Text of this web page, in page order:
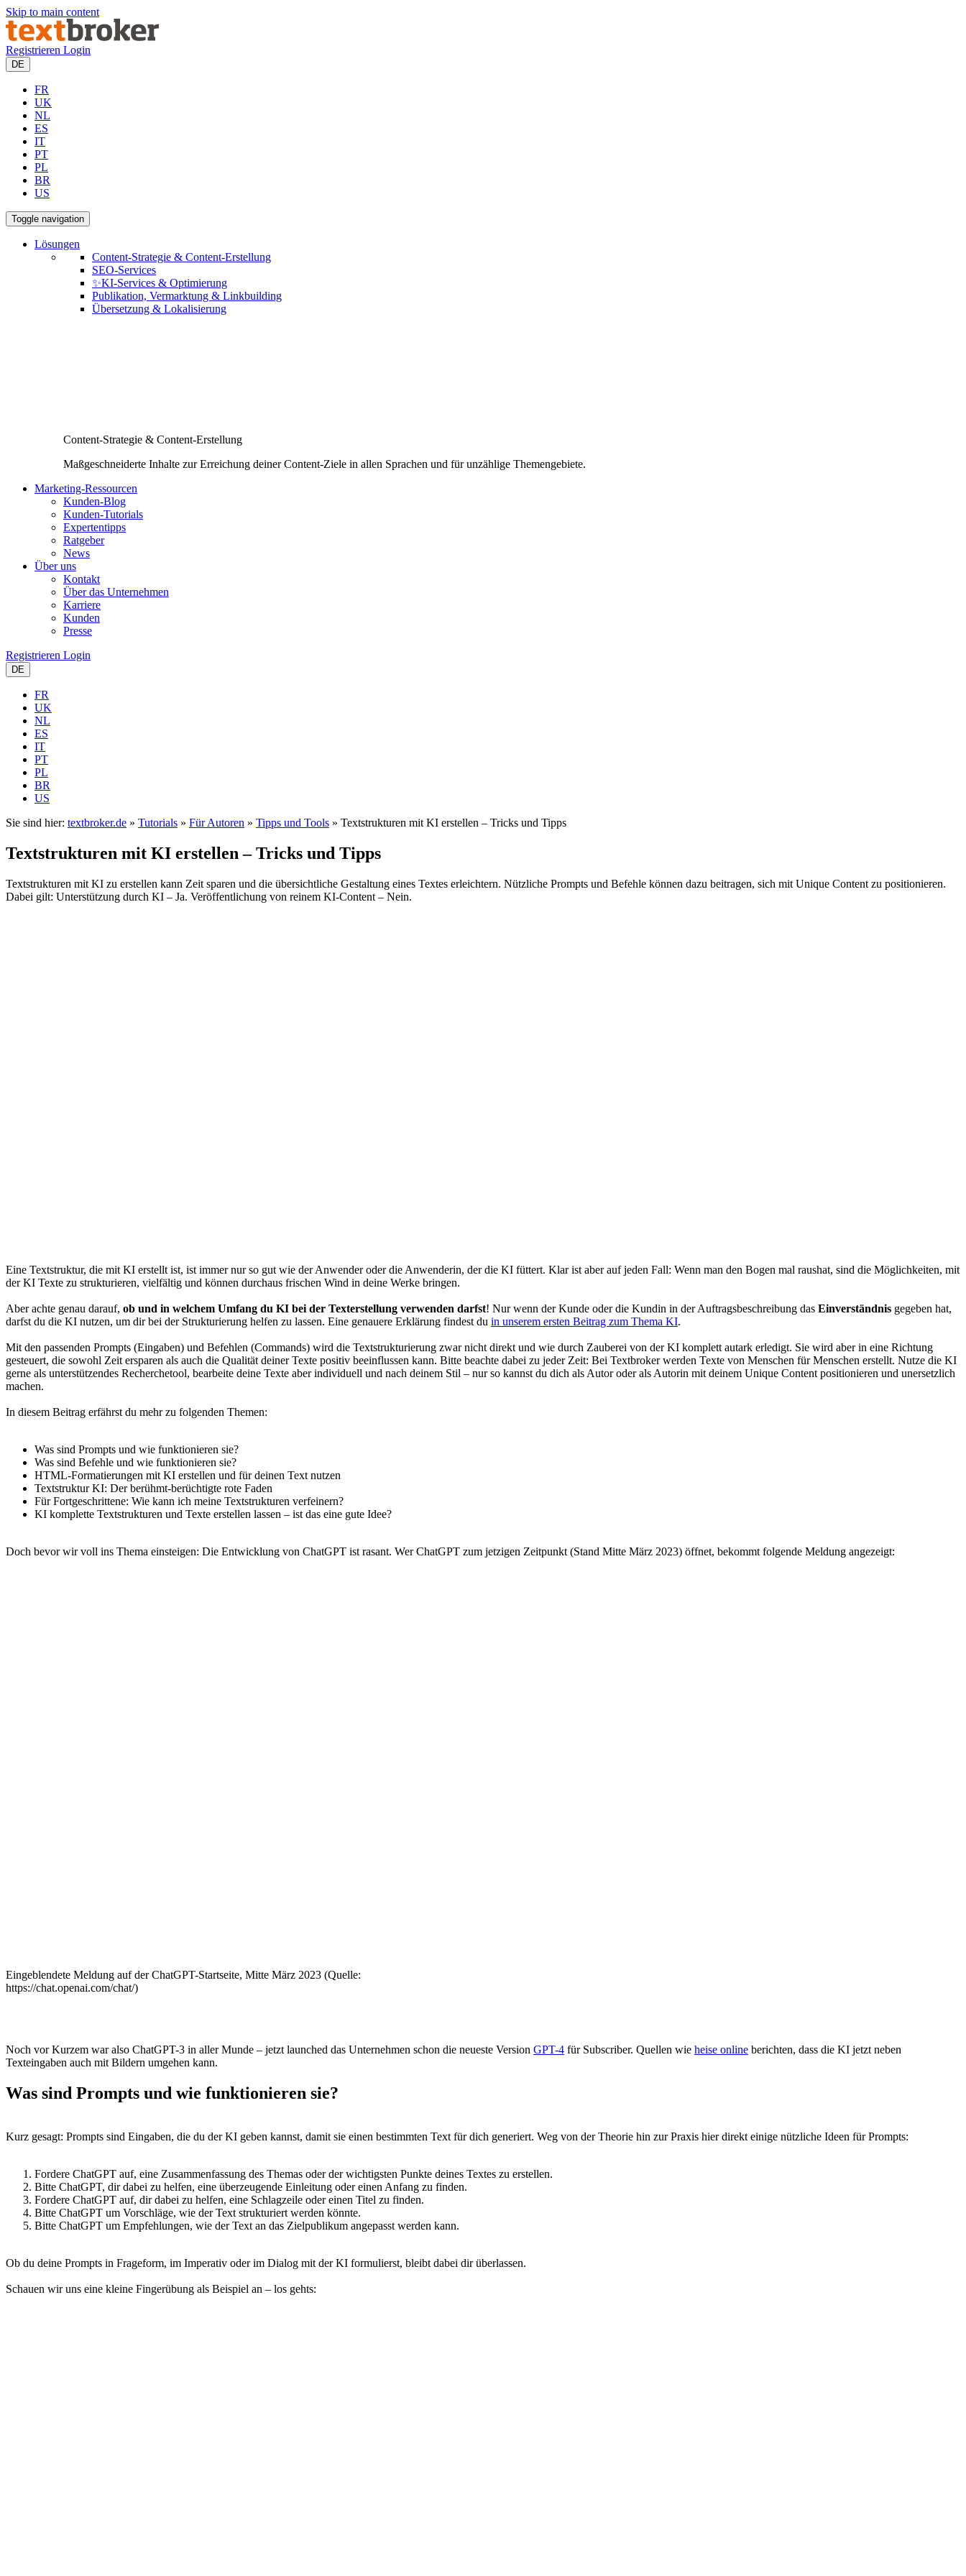
Skip to main content
Registrieren Login
DE
FR
UK
NL
ES
IT
PT
PL
BR
US
Toggle navigation
Lösungen
Content-Strategie & Content-Erstellung
SEO-Services
✨KI-Services & Optimierung
Publikation, Vermarktung & Linkbuilding
Übersetzung & Lokalisierung
Content-Strategie & Content-Erstellung
Maßgeschneiderte Inhalte zur Erreichung deiner Content-Ziele in allen Sprachen und für unzählige Themengebiete.
Marketing-Ressourcen
Kunden-Blog
Kunden-Tutorials
Expertentipps
Ratgeber
News
Über uns
Kontakt
Über das Unternehmen
Karriere
Kunden
Presse
Registrieren Login
DE
FR
UK
NL
ES
IT
PT
PL
BR
US
Sie sind hier: textbroker.de » Tutorials » Für Autoren » Tipps und Tools » Textstrukturen mit KI erstellen – Tricks und Tipps
Textstrukturen mit KI erstellen – Tricks und Tipps
Textstrukturen mit KI zu erstellen kann Zeit sparen und die übersichtliche Gestaltung eines Textes erleichtern. Nützliche Prompts und Befehle können dazu beitragen, sich mit Unique Content zu positionieren.
Dabei gilt: Unterstützung durch KI – Ja. Veröffentlichung von reinem KI-Content – Nein.
Eine Textstruktur, die mit KI erstellt ist, ist immer nur so gut wie der Anwender oder die Anwenderin, der die KI füttert. Klar ist aber auf jeden Fall: Wenn man den Bogen mal raushat, sind die Möglichkeiten, mit
der KI Texte zu strukturieren, vielfältig und können durchaus frischen Wind in deine Werke bringen.
Aber achte genau darauf, ob und in welchem Umfang du KI bei der Texterstellung verwenden darfst! Nur wenn der Kunde oder die Kundin in der Auftragsbeschreibung das Einverständnis gegeben hat,
darfst du die KI nutzen, um dir bei der Strukturierung helfen zu lassen. Eine genauere Erklärung findest du in unserem ersten Beitrag zum Thema KI.
Mit den passenden Prompts (Eingaben) und Befehlen (Commands) wird die Textstrukturierung zwar nicht direkt und wie durch Zauberei von der KI komplett autark erledigt. Sie wird aber in eine Richtung
gesteuert, die sowohl Zeit ersparen als auch die Qualität deiner Texte positiv beeinflussen kann. Bitte beachte dabei zu jeder Zeit: Bei Textbroker werden Texte von Menschen für Menschen erstellt. Nutze die KI
gerne als unterstützendes Recherchetool, bearbeite deine Texte aber individuell und nach deinem Stil – nur so kannst du dich als Autor oder als Autorin mit deinem Unique Content positionieren und unersetzlich
machen.
In diesem Beitrag erfährst du mehr zu folgenden Themen:
Was sind Prompts und wie funktionieren sie?
Was sind Befehle und wie funktionieren sie?
HTML-Formatierungen mit KI erstellen und für deinen Text nutzen
Textstruktur KI: Der berühmt-berüchtigte rote Faden
Für Fortgeschrittene: Wie kann ich meine Textstrukturen verfeinern?
KI komplette Textstrukturen und Texte erstellen lassen – ist das eine gute Idee?
Doch bevor wir voll ins Thema einsteigen: Die Entwicklung von ChatGPT ist rasant. Wer ChatGPT zum jetzigen Zeitpunkt (Stand Mitte März 2023) öffnet, bekommt folgende Meldung angezeigt:
Eingeblendete Meldung auf der ChatGPT-Startseite, Mitte März 2023 (Quelle:
https://chat.openai.com/chat/)
Noch vor Kurzem war also ChatGPT-3 in aller Munde – jetzt launched das Unternehmen schon die neueste Version GPT-4 für Subscriber. Quellen wie heise online berichten, dass die KI jetzt neben
Texteingaben auch mit Bildern umgehen kann.
Was sind Prompts und wie funktionieren sie?
Kurz gesagt: Prompts sind Eingaben, die du der KI geben kannst, damit sie einen bestimmten Text für dich generiert. Weg von der Theorie hin zur Praxis hier direkt einige nützliche Ideen für Prompts:
Fordere ChatGPT auf, eine Zusammenfassung des Themas oder der wichtigsten Punkte deines Textes zu erstellen.
Bitte ChatGPT, dir dabei zu helfen, eine überzeugende Einleitung oder einen Anfang zu finden.
Fordere ChatGPT auf, dir dabei zu helfen, eine Schlagzeile oder einen Titel zu finden.
Bitte ChatGPT um Vorschläge, wie der Text strukturiert werden könnte.
Bitte ChatGPT um Empfehlungen, wie der Text an das Zielpublikum angepasst werden kann.
Ob du deine Prompts in Frageform, im Imperativ oder im Dialog mit der KI formulierst, bleibt dabei dir überlassen.
Schauen wir uns eine kleine Fingerübung als Beispiel an – los gehts: